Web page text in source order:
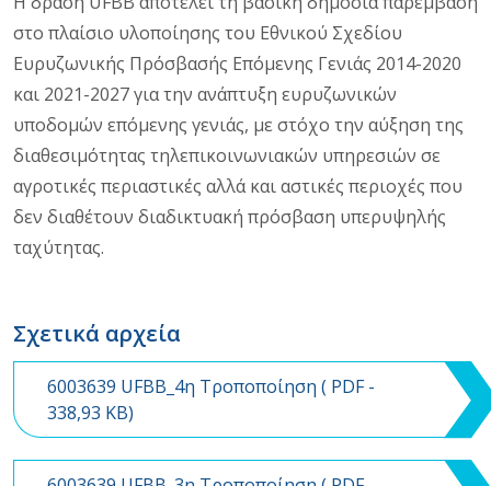
στο πλαίσιο υλοποίησης του Εθνικού Σχεδίου
Ευρυζωνικής Πρόσβασής Επόμενης Γενιάς 2014-2020
και 2021-2027 για την ανάπτυξη ευρυζωνικών
υποδομών επόμενης γενιάς, με στόχο την αύξηση της
διαθεσιμότητας τηλεπικοινωνιακών υπηρεσιών σε
αγροτικές περιαστικές αλλά και αστικές περιοχές που
δεν διαθέτουν διαδικτυακή πρόσβαση υπερυψηλής
ταχύτητας.
Σχετικά αρχεία
6003639 UFBB_4η Τροποποίηση ( PDF-
338,93 KB)